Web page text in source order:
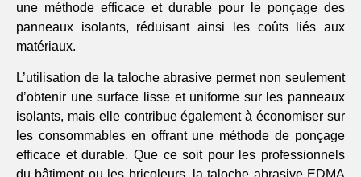
une méthode efficace et durable pour le ponçage des
panneaux isolants, réduisant ainsi les coûts liés aux
matériaux.
L’utilisation de la taloche abrasive permet non seulement
d’obtenir une surface lisse et uniforme sur les panneaux
isolants, mais elle contribue également à économiser sur
les consommables en offrant une méthode de ponçage
efficace et durable. Que ce soit pour les professionnels
du bâtiment ou les bricoleurs, la taloche abrasive EDMA